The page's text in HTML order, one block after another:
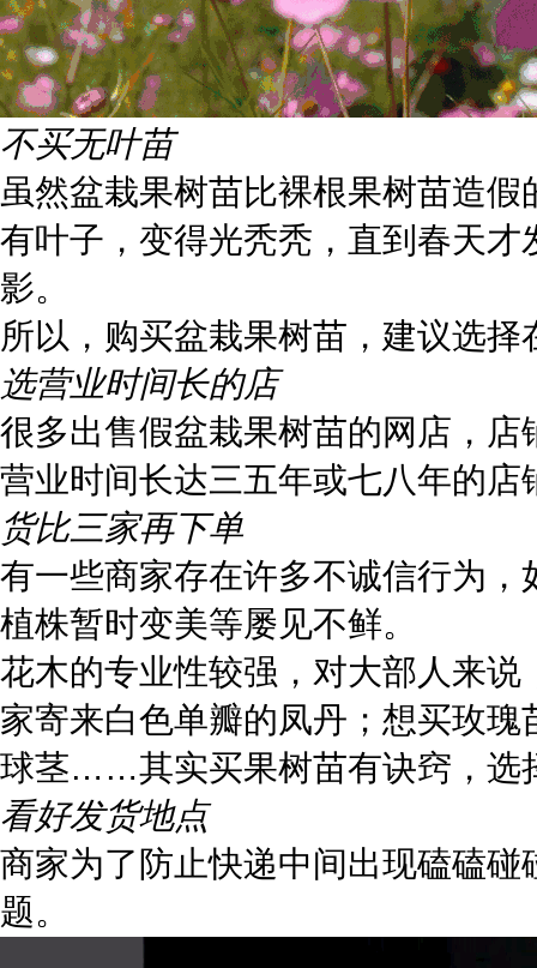
不买无叶苗
虽然盆栽果树苗比裸根果树苗造
有叶子，变得光秃秃，直到春天
影。
所以，购买盆栽果树苗，建议选
选营业时间长的店
很多出售假盆栽果树苗的网店，
营业时间长达三五年或七八年的
货比三家再下单
有一些商家存在许多不诚信行为
植株暂时变美等屡见不鲜。
花木的专业性较强，对大部人来
家寄来白色单瓣的凤丹；想买玫
球茎……其实买果树苗有诀窍，选
看好发货地点
商家为了防止快递中间出现磕磕
题。